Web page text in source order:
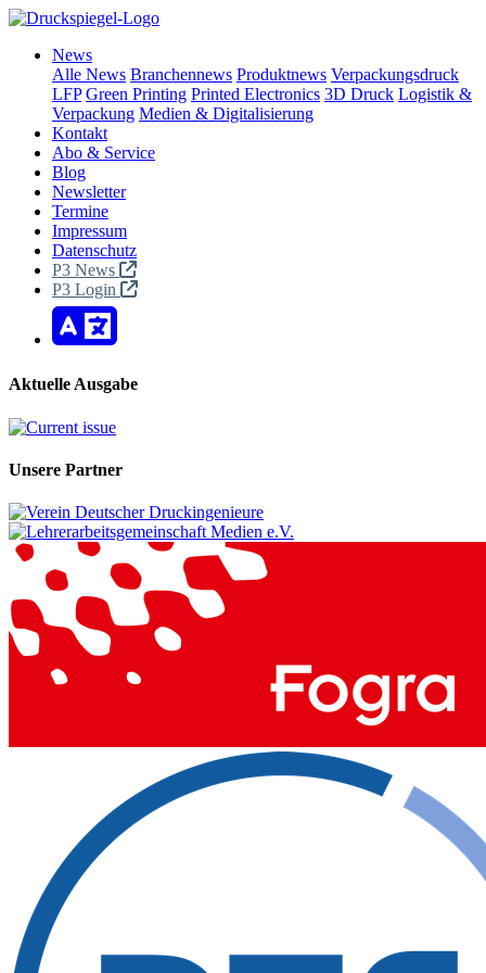
News
Alle News Branchennews Produktnews Verpackungsdruck
LFP Green Printing Printed Electronics 3D Druck Logistik &
Verpackung Medien & Digitalisierung
Kontakt
Abo & Service
Blog
Newsletter
Termine
Impressum
Datenschutz
P3 News
P3 Login
Aktuelle Ausgabe
Unsere Partner